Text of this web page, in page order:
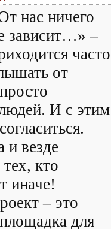
нас ничего
зависит…» –
часто
от
И с этим
и везде
кто
иначе!
– это
для